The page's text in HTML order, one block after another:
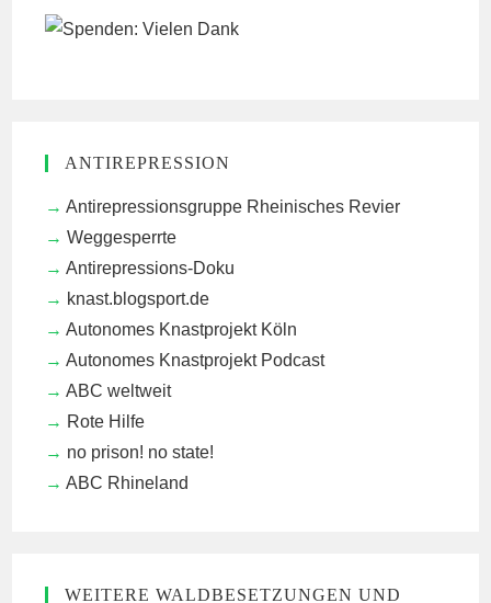
ANTIREPRESSION
Antirepressionsgruppe Rheinisches Revier
Weggesperrte
Antirepressions-Doku
knast.blogsport.de
Autonomes Knastprojekt Köln
Autonomes Knastprojekt Podcast
ABC weltweit
Rote Hilfe
no prison! no state!
ABC Rhineland
WEITERE WALDBESETZUNGEN UND